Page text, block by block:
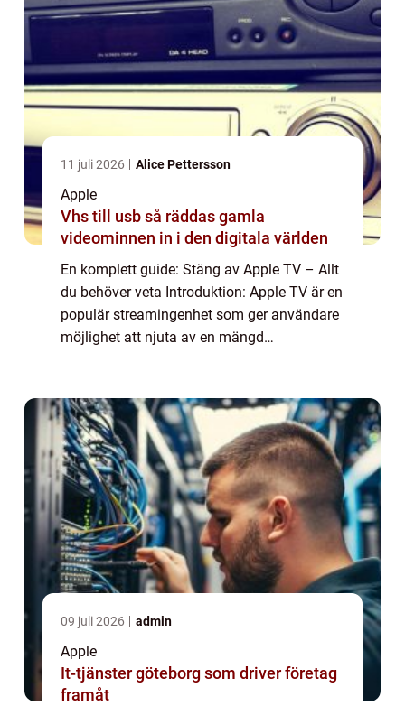
11 juli 2026 Alice Pettersson
Apple
Vhs till usb så räddas gamla
videominnen in i den digitala världen
En komplett guide: Stäng av Apple TV – Allt
du behöver veta Introduktion: Apple TV är en
populär streamingenhet som ger användare
möjlighet att njuta av en mängd
09 juli 2026 admin
Apple
It-tjänster göteborg som driver företag
framåt